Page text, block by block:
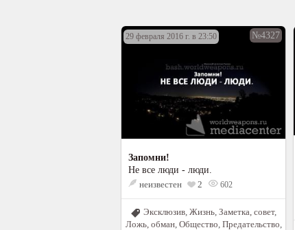
29 февраля 2016 г. в 23:50 №4327
Запомни!
Не все люди - люди.
неизвестен
2 602
Эксклюзив Жизнь Заметка, совет,
Ложь, обман, Общество Предательство